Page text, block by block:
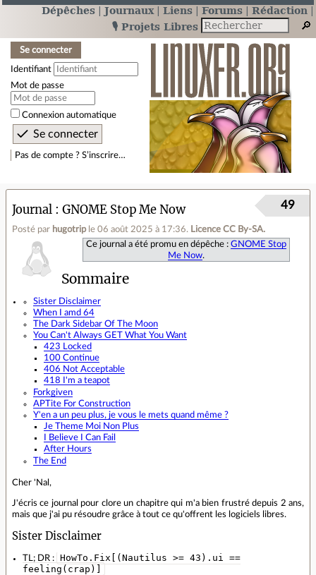
Dépêches Journaux Liens Forums
Rédaction
🎙️ Projets Libres
Se connecter
Identifiant
Mot de passe
Connexion automatique
Pas de compte ? S’inscrire…
Journal GNOME Stop Me Now
Posté par hugotrip le 06 août 2025 à 17:36. Licence CC By‑SA.
49
Ce journal a été promu en dépêche : GNOME Stop
Me Now.
Sommaire
Sister Disclaimer
When I amd 64
The Dark Sidebar Of The Moon
You Can't Always GET What You Want
423 Locked
100 Continue
406 Not Acceptable
418 I'm a teapot
Forkgiven
APTite For Construction
Y'en a un peu plus, je vous le mets quand même ?
Je Theme Moi Non Plus
I Believe I Can Fail
After Hours
The End
Cher 'Nal,
J'écris ce journal pour clore un chapitre qui m'a bien frustré depuis 2 ans,
mais que j'ai pu résoudre grâce à tout ce qu'offrent les logiciels libres.
Sister Disclaimer
TL; DR :
HowTo.Fix[(Nautilus >= 43).ui ==
feeling(crap)]